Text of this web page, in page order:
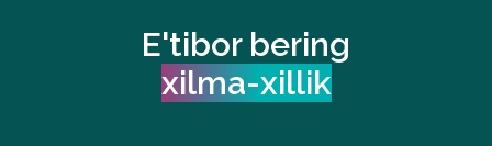
E'tibor bering
xilma-xillik